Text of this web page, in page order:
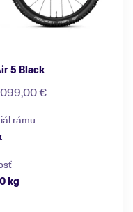
5 Black
€
rámu
kg